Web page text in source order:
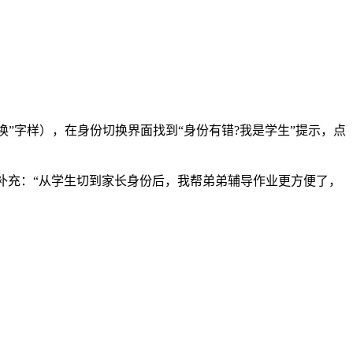
字样），在身份切换界面找到“身份有错?我是学生”提示，点
：“从学生切到家长身份后，我帮弟弟辅导作业更方便了，